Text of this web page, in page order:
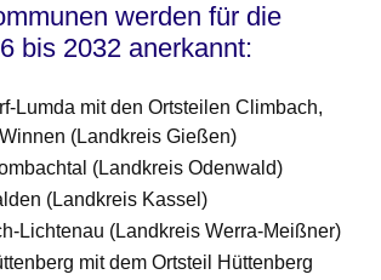
werden für die
bis 2032 anerkannt:
Lumda mit den Ortsteilen Climbach,
(Landkreis Gießen)
(Landkreis Odenwald)
(Landkreis Kassel)
Lichtenau (Landkreis Werra-Meißner)
mit dem Ortsteil Hüttenberg